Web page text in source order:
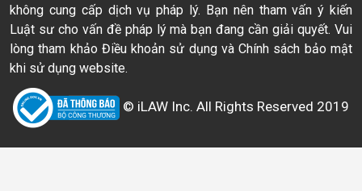
không cung cấp dịch vụ pháp lý. Bạn nên tham vấn ý kiến
Luật sư cho vấn đề pháp lý mà bạn đang cần giải quyết. Vui
lòng tham khảo Điều khoản sử dụng và Chính sách bảo mật
khi sử dụng website.
© iLAW Inc. All Rights Reserved 2019